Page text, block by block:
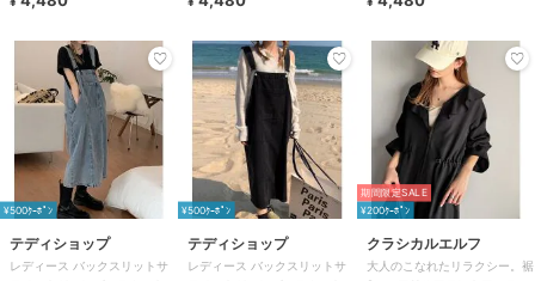
¥500ｸｰﾎﾟﾝ
テディショップ
レディース バックスリットサ
¥500ｸｰﾎﾟﾝ
テディショップ
レディース バックスリットサ
期間限定SALE
¥200ｸｰﾎﾟﾝ
クラシカルエルフ
大人のこなれたリラクシー。裾